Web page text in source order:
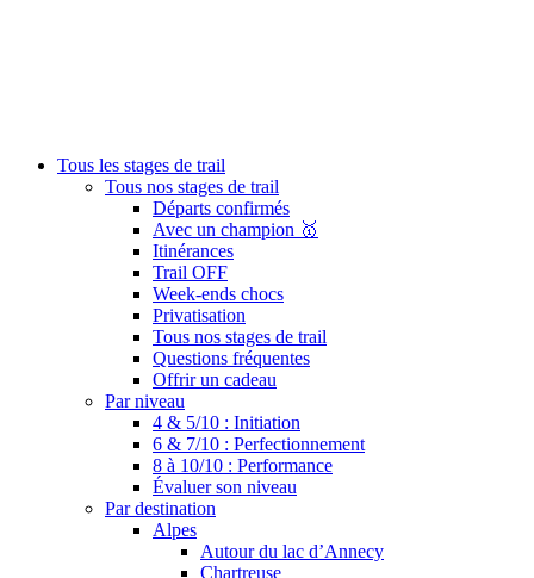
Tous les stages de trail
Tous nos stages de trail
Départs confirmés
Avec un champion 🥇
Itinérances
Trail OFF
Week-ends chocs
Privatisation
Tous nos stages de trail
Questions fréquentes
Offrir un cadeau
Par niveau
4 & 5/10 : Initiation
6 & 7/10 : Perfectionnement
8 à 10/10 : Performance
Évaluer son niveau
Par destination
Alpes
Autour du lac d’Annecy
Chartreuse